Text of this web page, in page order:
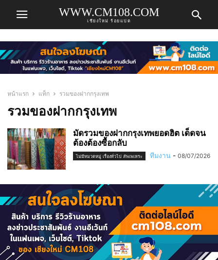
WWW.CM108.COM
เชียงใหม่ ร้อยแปด
หน้าแรก แท็ก รวมของฝากกรุงเทพ
รวมของฝากกรุงเทพ
มัดรวมของฝากกรุงเทพยอดฮิต เด็ดจน
ต้องต้องซื้อกลับ
ไม่มีหมวดหมู่ เรื่องทั่วไป สัพเพเหระ ทีมงาน - 08/07/2026